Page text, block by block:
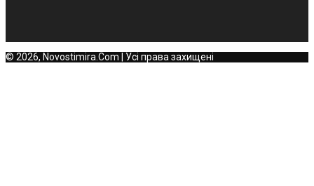
© 2026, Novostimira.Com | Усі права захищені